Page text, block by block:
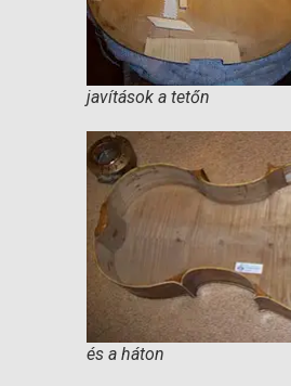
javítások a tetőn
és a háton